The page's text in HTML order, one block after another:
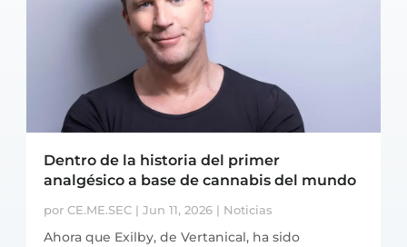
Dentro de la historia del primer
analgésico a base de cannabis del mundo
porCE.ME.SEC |Jun 11, 2026 | Noticias
Ahora que Exilby, de Vertanical, ha sido